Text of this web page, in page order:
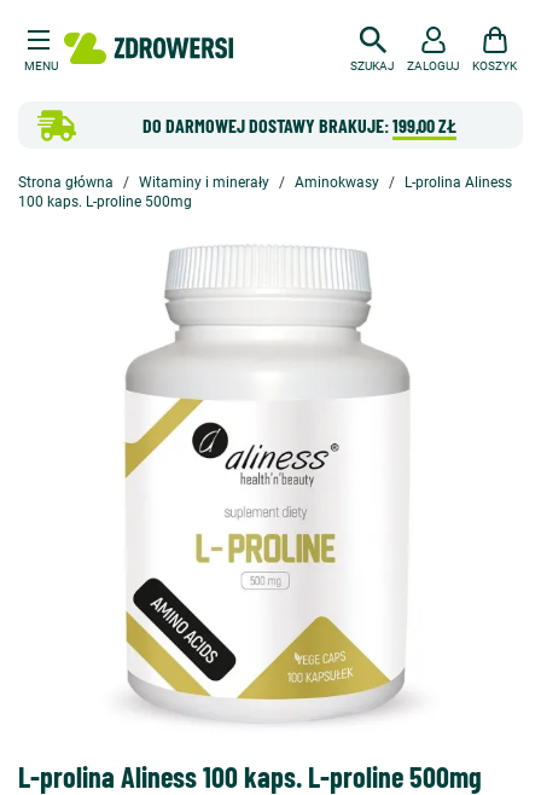
MENU SZUKAJ
DO DARMOWEJ DOSTAWY BRAKUJE:199,00 ZŁ
ZALOGUJ KOSZYK
Strona główna Witaminy i minerały Aminokwasy
L-prolina Aliness
100 kaps. L-proline 500mg
L-prolina Aliness 100 kaps. L-proline 500mg